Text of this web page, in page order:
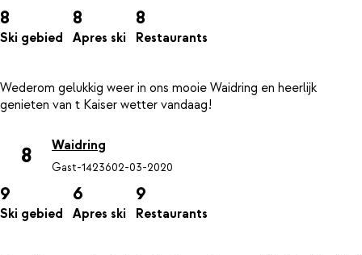
8
Ski gebied
8
Apres ski
8
Restaurants
Wederom gelukkig weer in ons mooie Waidring en heerlijk
8 Waidring
Gast-1423602-03-2020
9
Ski gebied
6
Apres ski
9
Restaurants